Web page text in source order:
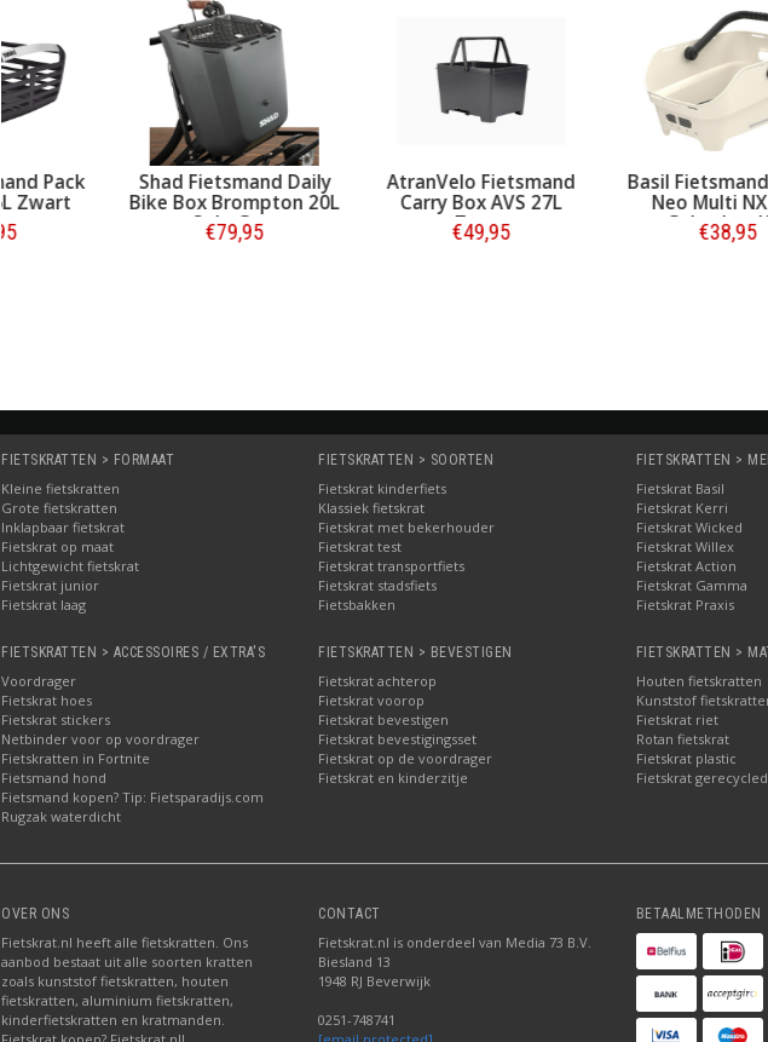
Thule Fietsmand Pack
'n Pedal 26L Zwart
Shad Fietsmand Daily
Bike Box Brompton 20L
AtranVelo Fietsmand
Carry Box AVS 27L
FIETSKRATTEN > FORMAAT
Kleine fietskratten
Grote fietskratten
Inklapbaar fietskrat
Fietskrat op maat
Lichtgewicht fietskrat
Fietskrat junior
Fietskrat laag
FIETSKRATTEN > SOORTEN
Fietskrat kinderfiets
Klassiek fietskrat
Fietskrat met bekerhouder
Fietskrat test
Fietskrat transportfiets
Fietskrat stadsfiets
Fietsbakken
FIETSKRATTEN >
Fietskrat Basil
Fietskrat Kerri
Fietskrat Wicked
Fietskrat Willex
Fietskrat Action
Fietskrat Gamma
Fietskrat Praxis
FIETSKRATTEN > ACCESSOIRES / EXTRA'S
Voordrager
Fietskrat hoes
Fietskrat stickers
Netbinder voor op voordrager
Fietskratten in Fortnite
Fietsmand hond
Fietsmand kopen? Tip: Fietsparadijs.com
Rugzak waterdicht
FIETSKRATTEN > BEVESTIGEN
Fietskrat achterop
Fietskrat voorop
Fietskrat bevestigen
Fietskrat bevestigingsset
Fietskrat op de voordrager
Fietskrat en kinderzitje
FIETSKRATTEN >
Houten fietskratten
Kunststof
Fietskrat riet
Rotan fietskrat
Fietskrat plastic
Fietskrat
OVER ONS
Fietskrat.nl heeft alle fietskratten. Ons
aanbod bestaat uit alle soorten kratten
zoals kunststof fietskratten, houten
fietskratten, aluminium fietskratten,
kinderfietskratten en kratmanden.
CONTACT
Fietskrat.nl is onderdeel van Media 73 B.V.
Biesland 13
1948 RJ Beverwijk
0251-748741
BETAALMETHODEN